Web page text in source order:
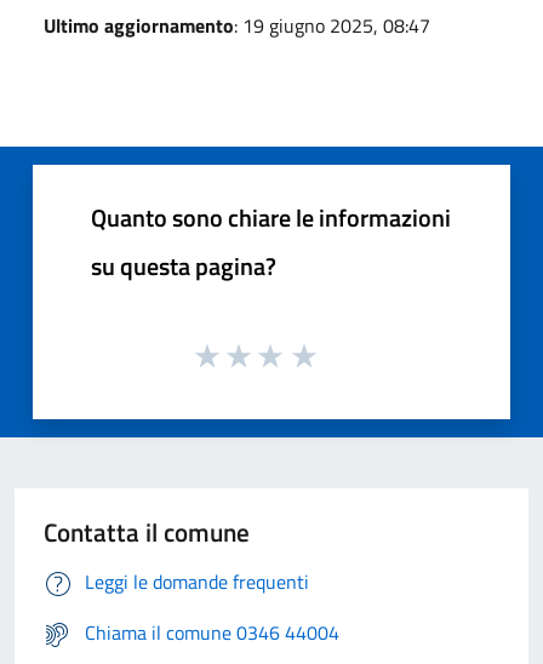
Ultimo aggiornamento: 19 giugno 2025, 08:47
Quanto sono chiare le informazioni
su questa pagina?
Contatta il comune
Leggi le domande frequenti
Chiama il comune 0346 44004